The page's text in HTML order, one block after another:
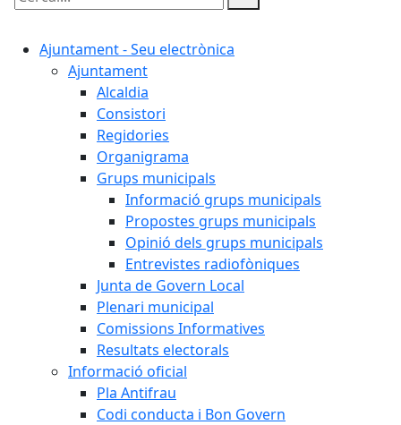
Cercar:
Ajuntament - Seu electrònica
Ajuntament
Alcaldia
Consistori
Regidories
Organigrama
Grups municipals
Informació grups municipals
Propostes grups municipals
Opinió dels grups municipals
Entrevistes radiofòniques
Junta de Govern Local
Plenari municipal
Comissions Informatives
Resultats electorals
Informació oficial
Pla Antifrau
Codi conducta i Bon Govern